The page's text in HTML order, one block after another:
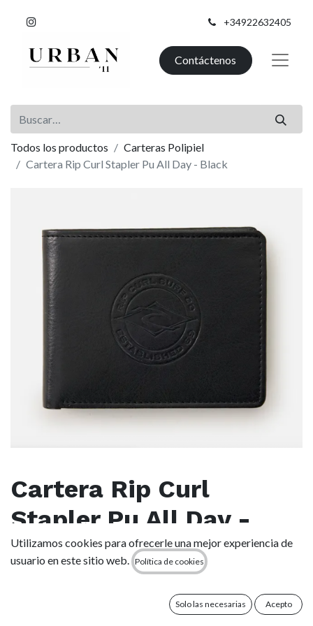
+34922632405
Contáctenos
Todos los productos
Carteras Polipiel
Cartera Rip Curl Stapler Pu All Day - Black
Cartera Rip Curl
Stapler Pu All Day -
Black
La cartera All Day PU de Stapler es un modelo de sobriedad y
clasicismo. Diseñada con múltiples ranuras para tarjetas, dos
Utilizamos cookies para ofrecerle una mejor experiencia de
usuario en este sitio web.
Política de cookies
Solo las necesarias Acepto